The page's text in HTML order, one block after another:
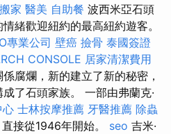
家 醫美 自助餐 波西米亞石頭
緒歡迎紐約的最高紐約遊客。
專業公司 壁癌 撿骨 泰國簽證
CONSOLE 居家清潔費用
腐爛，新的建立了新的秘密，
了石頭家族。 一部由弗蘭克·
心 士林按摩推薦 牙醫推薦 除蟲
接從1946年開始。 seo 吉米·